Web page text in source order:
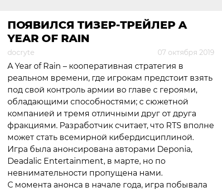
ПОЯВИЛСЯ ТИЗЕР-ТРЕЙЛЕР A
YEAR OF RAIN
docryte 07 октября 2019
A Year of Rain – кооперативная стратегия в
реальном времени, где игрокам предстоит взять
под свой контроль армии во главе с героями,
обладающими способностями; с сюжетной
компанией и тремя отличными друг от друга
фракциями. Разработчик считает, что RTS вполне
может стать всемирной кибердисциплиной.
Игра была анонсирована авторами Deponia,
Deadalic Entertainment, в марте, но по
невнимательности пропущена нами.
С момента анонса в начале года, игра побывала